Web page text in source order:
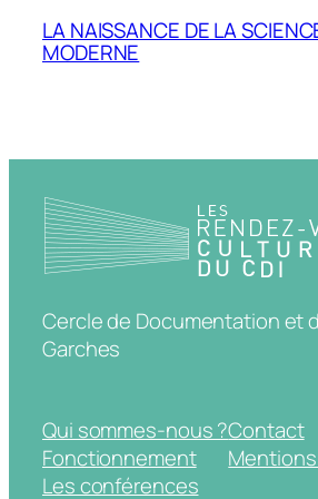
LA NAISSANCE DE LA
MODERNE
Cercle de Documentation et
Garches
Qui sommes-nous ?
Fonctionnement
Les conférences
Contact